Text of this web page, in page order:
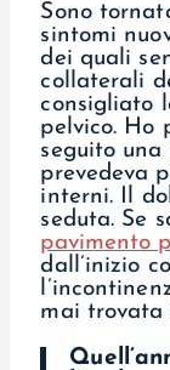
Sono
sintomi
dei quali
collaterali
consigliato
pelvico. Ho
seguito
prevedeva
interni. Il
seduta. Se
pavimento
dall’inizio
mai trovata